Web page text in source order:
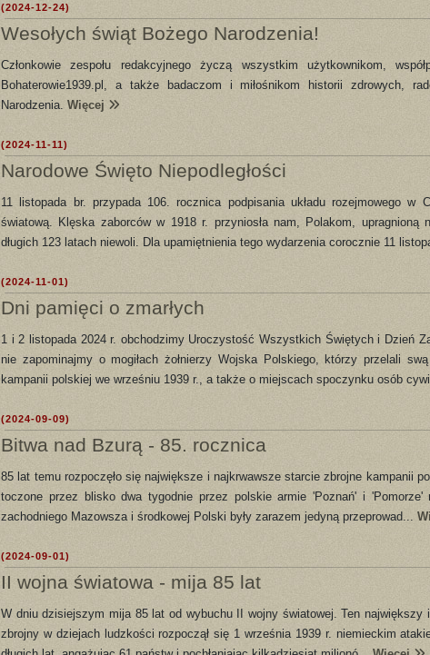
(2024-12-24)
Wesołych świąt Bożego Narodzenia!
Członkowie zespołu redakcyjnego życzą wszystkim użytkownikom,
Bohaterowie1939.pl, a także badaczom i miłośnikom historii zdrowych,
Narodzenia. Więcej
(2024-11-11)
Narodowe Święto Niepodległości
11 listopada br. przypada 106. rocznica podpisania układu rozejmowego w
światową. Klęska zaborców w 1918 r. przyniosła nam, Polakom, upragnioną
długich 123 latach niewoli. Dla upamiętnienia tego wydarzenia corocznie 11
(2024-11-01)
Dni pamięci o zmarłych
1 i 2 listopada 2024 r. obchodzimy Uroczystość Wszystkich Świętych i Dzień
nie zapominajmy o mogiłach żołnierzy Wojska Polskiego, którzy przelali
kampanii polskiej we wrześniu 1939 r., a także o miejscach spoczynku osób
(2024-09-09)
Bitwa nad Bzurą - 85. rocznica
85 lat temu rozpoczęło się największe i najkrwawsze starcie zbrojne kampanii
toczone przez blisko dwa tygodnie przez polskie armie 'Poznań' i 'Pomorze'
zachodniego Mazowsza i środkowej Polski były zarazem jedyną przeprowad...
(2024-09-01)
II wojna światowa - mija 85 lat
W dniu dzisiejszym mija 85 lat od wybuchu II wojny światowej. Ten
zbrojny w dziejach ludzkości rozpoczął się 1 września 1939 r. niemieckim